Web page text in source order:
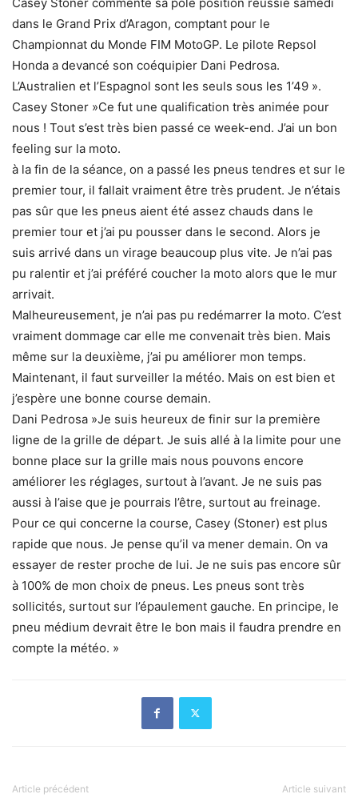
dans le Grand Prix d’Aragon, comptant pour le
Championnat du Monde FIM MotoGP. Le pilote Repsol
Honda a devancé son coéquipier Dani Pedrosa.
L’Australien et l’Espagnol sont les seuls sous les 1’49 ».
Casey Stoner »Ce fut une qualification très animée pour
nous ! Tout s’est très bien passé ce week-end. J’ai un bon
feeling sur la moto.
à la fin de la séance, on a passé les pneus tendres et sur le
premier tour, il fallait vraiment être très prudent. Je n’étais
pas sûr que les pneus aient été assez chauds dans le
premier tour et j’ai pu pousser dans le second. Alors je
suis arrivé dans un virage beaucoup plus vite. Je n’ai pas
pu ralentir et j’ai préféré coucher la moto alors que le mur
arrivait.
Malheureusement, je n’ai pas pu redémarrer la moto. C’est
vraiment dommage car elle me convenait très bien. Mais
même sur la deuxième, j’ai pu améliorer mon temps.
Maintenant, il faut surveiller la météo. Mais on est bien et
j’espère une bonne course demain.
Dani Pedrosa »Je suis heureux de finir sur la première
ligne de la grille de départ. Je suis allé à la limite pour une
bonne place sur la grille mais nous pouvons encore
améliorer les réglages, surtout à l’avant. Je ne suis pas
aussi à l’aise que je pourrais l’être, surtout au freinage.
Pour ce qui concerne la course, Casey (Stoner) est plus
rapide que nous. Je pense qu’il va mener demain. On va
essayer de rester proche de lui. Je ne suis pas encore sûr
à 100% de mon choix de pneus. Les pneus sont très
sollicités, surtout sur l’épaulement gauche. En principe, le
pneu médium devrait être le bon mais il faudra prendre en
compte la météo. »
Article précédent Article suivant